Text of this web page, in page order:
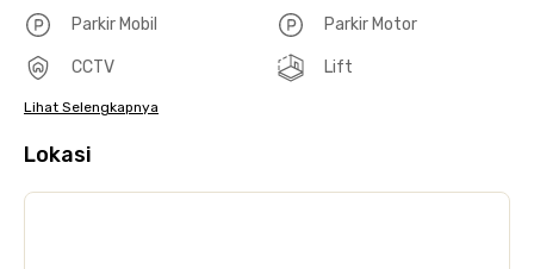
Parkir Mobil
Parkir Motor
CCTV Lift
Lihat Selengkapnya
Lokasi